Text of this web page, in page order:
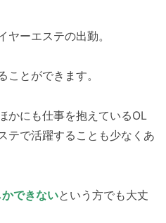
ーエステの出勤。
とができます。
かにも仕事を抱えているOL
テで活躍することも少なくあ
できないという方でも大丈